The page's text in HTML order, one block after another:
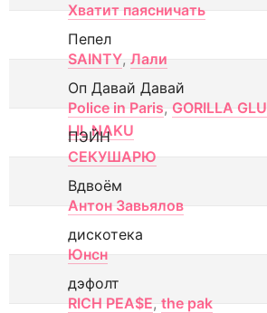
Хватит паясничать
Пепел
SAINTY, Лали
Оп Давай Давай
Police in Paris, GORILLA GLU
LIL NAKU
ПЭЙН
СЕКУШАРЮ
Вдвоём
Антон Завьялов
дискотека
Юнсн
дэфолт
RICH PEA$E, the pak